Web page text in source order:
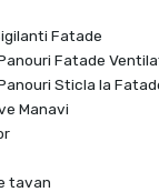
Fatade
Fatade
Sticla la
Manavi
tavan